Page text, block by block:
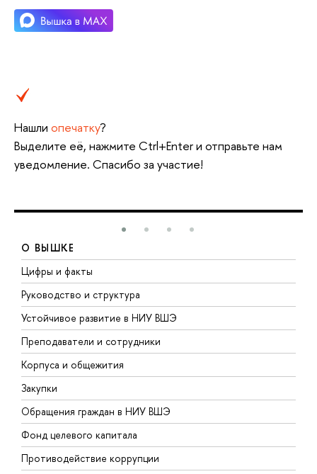
Нашли опечатку?
Выделите её, нажмите Ctrl+Enter и отправьте нам
уведомление. Спасибо за участие!
О ВЫШКЕ
Цифры и факты
Руководство и структура
Устойчивое развитие в НИУ ВШЭ
Преподаватели и сотрудники
Корпуса и общежития
Закупки
Обращения граждан в НИУ ВШЭ
Фонд целевого капитала
Противодействие коррупции